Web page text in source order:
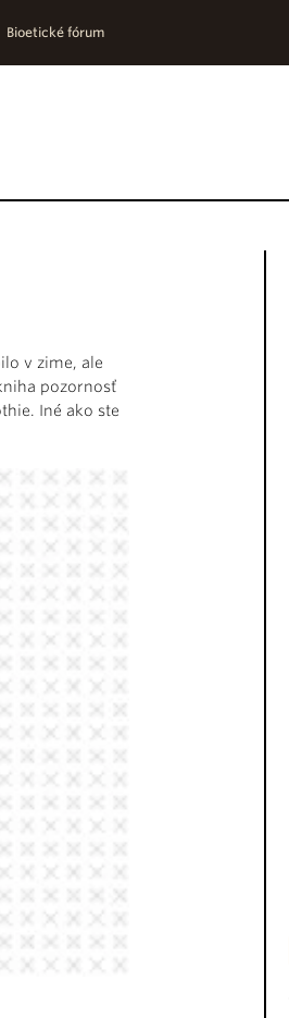
Bioetické fórum
v zime, ale
pozornosť
Iné ako ste